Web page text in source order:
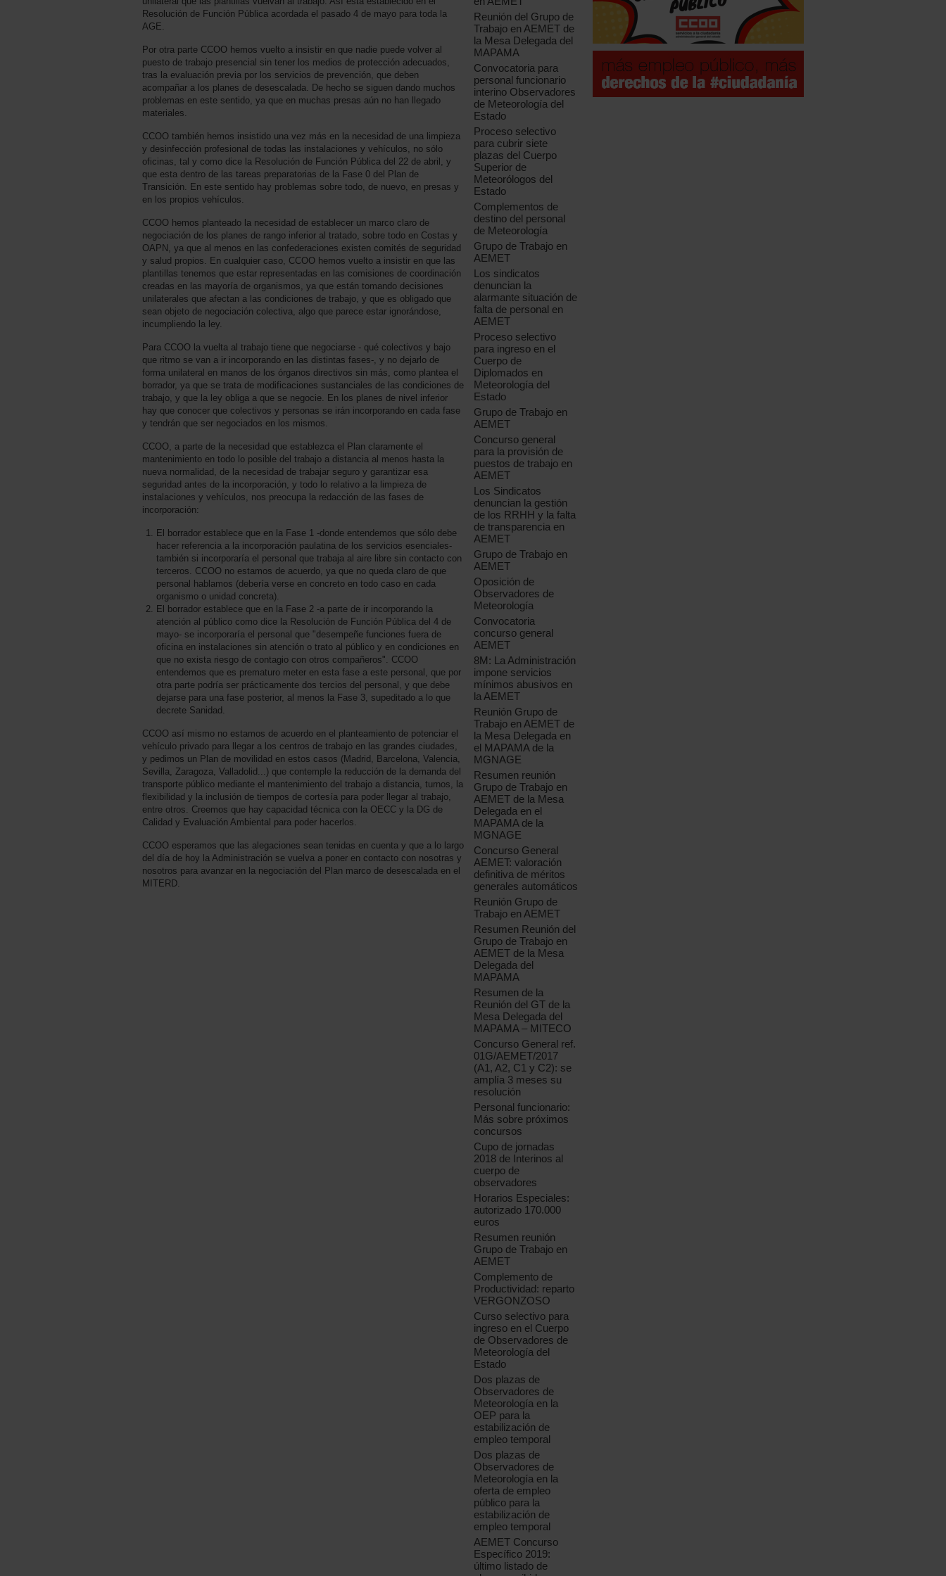
Resolución de Función Pública acordada el pasado 4 de mayo para toda la
AGE.
Por otra parte CCOO hemos vuelto a insistir en que nadie puede volver al
puesto de trabajo presencial sin tener los medios de protección adecuados,
tras la evaluación previa por los servicios de prevención, que deben
acompañar a los planes de desescalada. De hecho se siguen dando muchos
problemas en este sentido, ya que en muchas presas aún no han llegado
materiales.
CCOO también hemos insistido una vez más en la necesidad de una limpieza
y desinfección profesional de todas las instalaciones y vehículos, no sólo
oficinas, tal y como dice la Resolución de Función Pública del 22 de abril, y
que esta dentro de las tareas preparatorias de la Fase 0 del Plan de
Transición. En este sentido hay problemas sobre todo, de nuevo, en presas y
en los propios vehículos.
CCOO hemos planteado la necesidad de establecer un marco claro de
negociación de los planes de rango inferior al tratado, sobre todo en Costas y
OAPN, ya que al menos en las confederaciones existen comités de seguridad
y salud propios. En cualquier caso, CCOO hemos vuelto a insistir en que las
plantillas tenemos que estar representadas en las comisiones de coordinación
creadas en las mayoría de organismos, ya que están tomando decisiones
unilaterales que afectan a las condiciones de trabajo, y que es obligado que
sean objeto de negociación colectiva, algo que parece estar ignorándose,
incumpliendo la ley.
Para CCOO la vuelta al trabajo tiene que negociarse - qué colectivos y bajo
que ritmo se van a ir incorporando en las distintas fases-, y no dejarlo de
forma unilateral en manos de los órganos directivos sin más, como plantea el
borrador, ya que se trata de modificaciones sustanciales de las condiciones de
trabajo, y que la ley obliga a que se negocie. En los planes de nivel inferior
hay que conocer que colectivos y personas se irán incorporando en cada fase
y tendrán que ser negociados en los mismos.
CCOO, a parte de la necesidad que establezca el Plan claramente el
mantenimiento en todo lo posible del trabajo a distancia al menos hasta la
nueva normalidad, de la necesidad de trabajar seguro y garantizar esa
seguridad antes de la incorporación, y todo lo relativo a la limpieza de
instalaciones y vehículos, nos preocupa la redacción de las fases de
incorporación:
El borrador establece que en la Fase 1 -donde entendemos que sólo debe
hacer referencia a la incorporación paulatina de los servicios esenciales-
también si incorporaría el personal que trabaja al aire libre sin contacto con
terceros. CCOO no estamos de acuerdo, ya que no queda claro de que
personal hablamos (debería verse en concreto en todo caso en cada
organismo o unidad concreta).
El borrador establece que en la Fase 2 -a parte de ir incorporando la
atención al público como dice la Resolución de Función Pública del 4 de
mayo- se incorporaría el personal que "desempeñe funciones fuera de
oficina en instalaciones sin atención o trato al público y en condiciones en
que no exista riesgo de contagio con otros compañeros". CCOO
entendemos que es prematuro meter en esta fase a este personal, que por
otra parte podría ser prácticamente dos tercios del personal, y que debe
dejarse para una fase posterior, al menos la Fase 3, supeditado a lo que
decrete Sanidad.
CCOO así mismo no estamos de acuerdo en el planteamiento de potenciar el
vehículo privado para llegar a los centros de trabajo en las grandes ciudades,
y pedimos un Plan de movilidad en estos casos (Madrid, Barcelona, Valencia,
Sevilla, Zaragoza, Valladolid...) que contemple la reducción de la demanda del
transporte público mediante el mantenimiento del trabajo a distancia, turnos, la
flexibilidad y la inclusión de tiempos de cortesía para poder llegar al trabajo,
entre otros. Creemos que hay capacidad técnica con la OECC y la DG de
Calidad y Evaluación Ambiental para poder hacerlos.
CCOO esperamos que las alegaciones sean tenidas en cuenta y que a lo largo
del día de hoy la Administración se vuelva a poner en contacto con nosotras y
nosotros para avanzar en la negociación del Plan marco de desescalada en el
MITERD.
Reunión del Grupo de
Trabajo en AEMET de
la Mesa Delegada del
MAPAMA
Convocatoria para
personal funcionario
interino Observadores
de Meteorología del
Estado
Proceso selectivo
para cubrir siete
plazas del Cuerpo
Superior de
Meteorólogos del
Estado
Complementos de
destino del personal
de Meteorología
Grupo de Trabajo en
AEMET
Los sindicatos
denuncian la
alarmante situación de
falta de personal en
AEMET
Proceso selectivo
para ingreso en el
Cuerpo de
Diplomados en
Meteorología del
Estado
Grupo de Trabajo en
AEMET
Concurso general
para la provisión de
puestos de trabajo en
AEMET
Los Sindicatos
denuncian la gestión
de los RRHH y la falta
de transparencia en
AEMET
Grupo de Trabajo en
AEMET
Oposición de
Observadores de
Meteorología
Convocatoria
concurso general
AEMET
8M: La Administración
impone servicios
mínimos abusivos en
la AEMET
Reunión Grupo de
Trabajo en AEMET de
la Mesa Delegada en
el MAPAMA de la
MGNAGE
Resumen reunión
Grupo de Trabajo en
AEMET de la Mesa
Delegada en el
MAPAMA de la
MGNAGE
Concurso General
AEMET: valoración
definitiva de méritos
generales automáticos
Reunión Grupo de
Trabajo en AEMET
Resumen Reunión del
Grupo de Trabajo en
AEMET de la Mesa
Delegada del
MAPAMA
Resumen de la
Reunión del GT de la
Mesa Delegada del
MAPAMA – MITECO
Concurso General ref.
01G/AEMET/2017
(A1, A2, C1 y C2): se
amplía 3 meses su
resolución
Personal funcionario:
Más sobre próximos
concursos
Cupo de jornadas
2018 de Interinos al
cuerpo de
observadores
Horarios Especiales:
autorizado 170.000
euros
Resumen reunión
Grupo de Trabajo en
AEMET
Complemento de
Productividad: reparto
VERGONZOSO
Curso selectivo para
ingreso en el Cuerpo
de Observadores de
Meteorología del
Estado
Dos plazas de
Observadores de
Meteorología en la
OEP para la
estabilización de
empleo temporal
Dos plazas de
Observadores de
Meteorología en la
oferta de empleo
público para la
estabilización de
empleo temporal
AEMET Concurso
Específico 2019:
último listado de